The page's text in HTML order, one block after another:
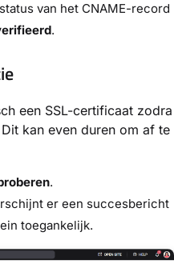
van het CNAME-record
.
een SSL-certificaat zodra
kan even duren om af te
.
er een succesbericht
toegankelijk.